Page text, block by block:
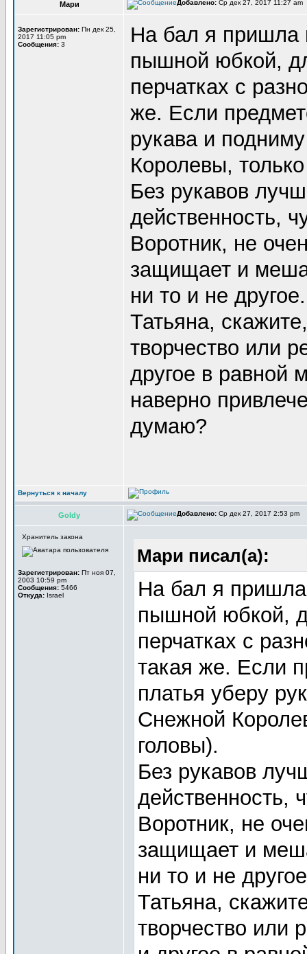
Мари Добавлено: Ср дек 27, 2017 11:27 am
Зарегистрирован: Пн дек 25,
2017 11:05 pm
Сообщения: 3
На бал я пришла
пышной юбкой,
перчатках с
же. Если
рукава и
Королевы,
Без рукавов
действенность,
Воротник, не
защищает и
ни то и не другое.
Татьяна,
творчество или
другое в равной
наверно
думаю?
Вернуться к началу
Goldy Добавлено: Ср дек 27, 2017 2:53 pm
Хранитель закона
Зарегистрирован: Пт ноя 07,
2003 10:59 pm
Сообщения: 5466
Откуда: Israel
Мари писал(а):
На бал я
пышной юбкой,
перчатках с
такая же. Если
платья уберу
Снежной
головы).
Без рукавов
действенность,
Воротник, не
защищает и
ни то и не
Татьяна,
творчество или